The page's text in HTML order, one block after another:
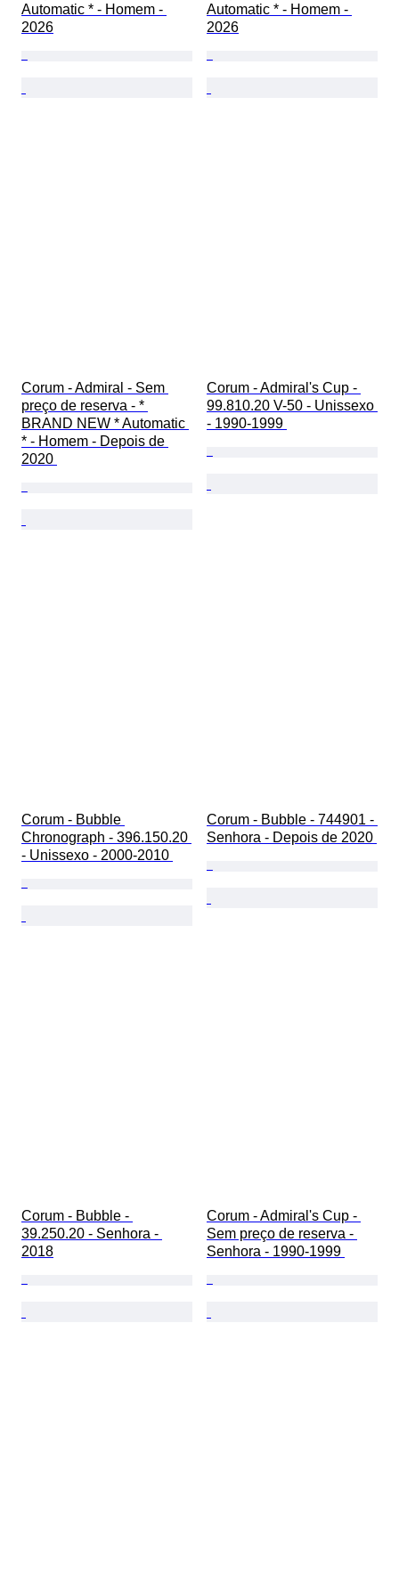
Automatic * - Homem -
2026
Automatic * - Homem -
2026
Corum - Admiral - Sem
preço de reserva - *
BRAND NEW * Automatic
* - Homem - Depois de
2020
Corum - Admiral's Cup -
99.810.20 V-50 - Unissexo
- 1990-1999
Corum - Bubble
Chronograph - 396.150.20
- Unissexo - 2000-2010
Corum - Bubble - 744901 -
Senhora - Depois de 2020
Corum - Bubble -
39.250.20 - Senhora -
2018
Corum - Admiral's Cup -
Sem preço de reserva -
Senhora - 1990-1999